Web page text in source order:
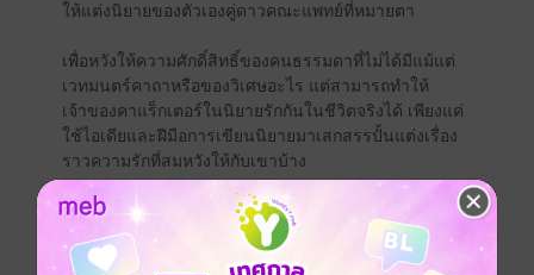
ให้แต่งนิยายของตัวเองคู่ดาวคณะแพทย์ที่หมายตา
เพื่อหวังให้ความศักดิ์สิทธิ์ของคนธรรมดาที่ไม่ได้มีแม้แต่
เวทมนตร์คาถาหรือของวิเศษอะไร แต่สามารถทำให้
เจ้าของคาแร็กเตอร์ในนิยายรักกันในชีวิตจริงได้ เพียงแค่
ใช้ไอเดียและฝีมือการเขียนนิยายมาเสกสรรปั้นแต่งเรื่อง
ราวความรักที่สมหวังให้กับเขาบ้าง
เมื่อการเป็นโสดมายาวนานแถมยังโสดเพียงคนเดียวของ
กลุ่มมันทำให้รู้สึกเหงาและเฉามากๆ จนในที่สุดความ
พยายามในการเร้าหรือทุกวันก็เป็นผลสักที เมื่อเพื่อนรักผู้